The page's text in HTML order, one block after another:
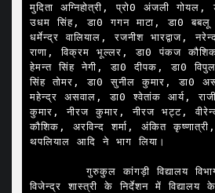
मुदिता अग्निहोत्री, प्रो0 अंजली
उधम सिंह, डा0 गगन माटा, डा0 बबलू
धर्मेन्द्र वालियाल, रजनीश भारद्वाज,
राणा, विक्रम भूल्लर, डा0 पंकज
हेमन्त सिंह नेगी, डा0 दीपक, डा0
सिंह तोमर, डा0 सुनील कुमार, डा0
महेन्द्र असवाल, डा0 श्वेतांक आर्य,
कुमार, नीरज कुमार, नीरज भट्ट,
कौशिक, अरविन्द शर्मा, अंकित
थपलियाल आदि ने भाग लिया।
        गुरुकुल कांगड़ी विद्यालय विभाग के प्रधानाचार्य डा0
विजेन्द्र शास्त्री के निर्देशन में विद्यालय के